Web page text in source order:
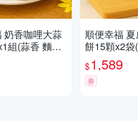
奶香咖哩大蒜
組(蒜香 麵包
順便幸福
餅15顆x2袋
甜點)
$1,589
券